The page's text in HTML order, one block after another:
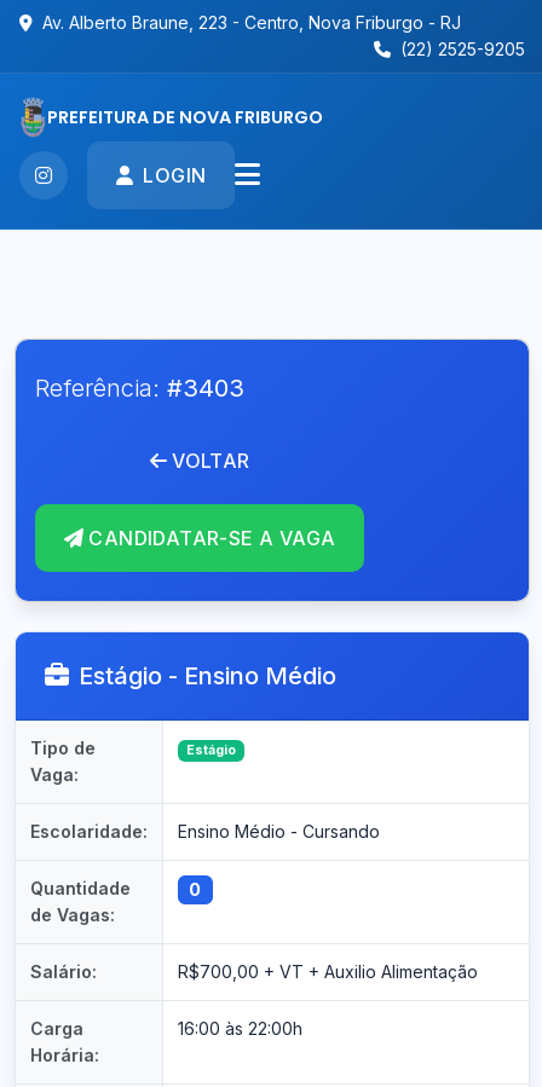
Av. Alberto Braune, 223 - Centro, Nova Friburgo - RJ
(22) 2525-9205
PREFEITURA DE NOVA FRIBURGO
LOGIN
Referência: #3403
VOLTAR
CANDIDATAR-SE A VAGA
Estágio - Ensino Médio
Tipo de
Vaga:
Estágio
Escolaridade: Ensino Médio - Cursando
Quantidade
de Vagas:
0
Salário: R$700,00 + VT + Auxilio Alimentação
Carga
Horária:
16:00 às 22:00h